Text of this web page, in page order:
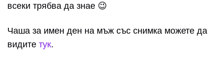
всеки трябва да знае 😉
Чаша за имен ден на мъж със снимка можете да
видите тук.